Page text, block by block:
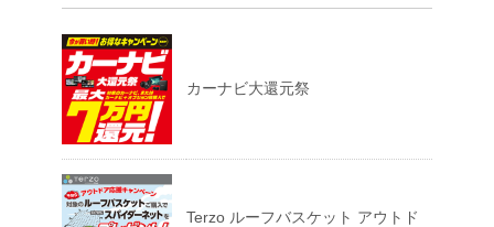
カーナビ大還元祭
Terzo ルーフバスケット アウトド